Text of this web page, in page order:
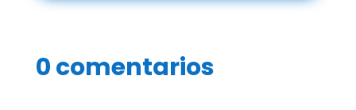
0 comentarios